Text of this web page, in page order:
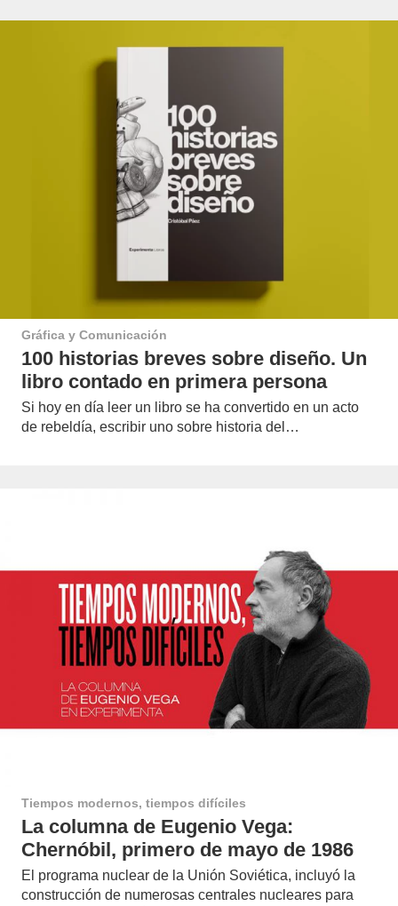
Gráfica y Comunicación
100 historias breves sobre diseño. Un
libro contado en primera persona
Si hoy en día leer un libro se ha convertido en un acto
de rebeldía, escribir uno sobre historia del…
Tiempos modernos, tiempos difíciles
La columna de Eugenio Vega:
Chernóbil, primero de mayo de 1986
El programa nuclear de la Unión Soviética, incluyó la
construcción de numerosas centrales nucleares para